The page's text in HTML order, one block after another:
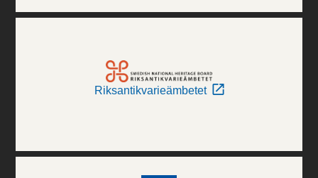
Riksantikvarieämbetet